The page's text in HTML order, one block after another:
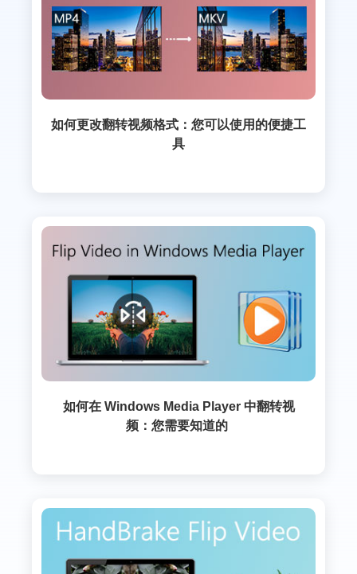
如何更改翻转视频格式：您可以使用的便捷工
具
如何在 Windows Media Player 中翻转视
频：您需要知道的